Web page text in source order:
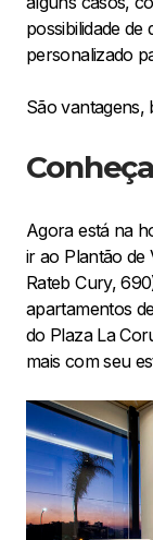
possibilidade
personalizado
São vantagens,
Agora está na
ir ao Plantão de
Rateb Cury,
apartamentos
do Plaza La
mais com seu